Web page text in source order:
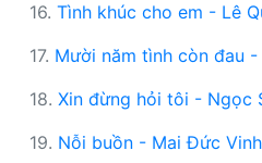
16. Tình khúc cho em - Lê
17. Mười năm tình còn đau -
18. Xin đừng hỏi tôi - Ngọc
19. Nỗi buồn - Mai Đức Vinh